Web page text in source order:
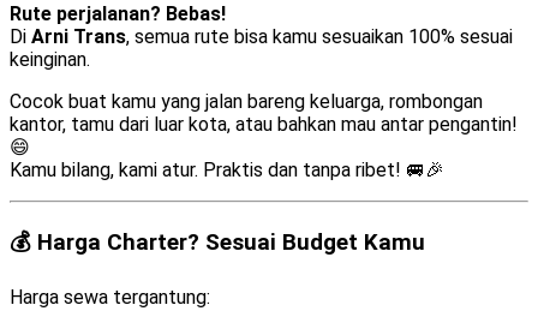
Rute perjalanan? Bebas!
Di Arni Trans, semua rute bisa kamu sesuaikan 100% sesuai
keinginan.
Cocok buat kamu yang jalan bareng keluarga, rombongan
kantor, tamu dari luar kota, atau bahkan mau antar pengantin!
😄
Kamu bilang, kami atur. Praktis dan tanpa ribet! 🚐🎉
💰 Harga Charter? Sesuai Budget Kamu
Harga sewa tergantung: